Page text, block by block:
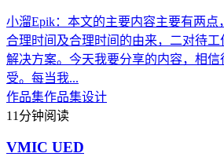
小溜Epik：本文的主要内容主要有两点
合理时间及合理时间的由来，二对待
解决方案。今天我要分享的内容，相
受。每当我...
作品集作品集设计
11分钟阅读
VMIC UED